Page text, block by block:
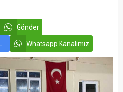
Gönder
Whatsapp Kanalımız